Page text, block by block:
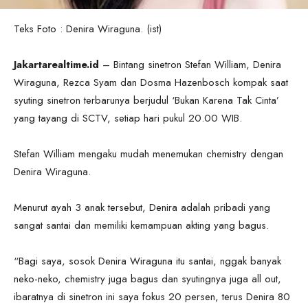
Teks Foto : Denira Wiraguna. (ist)
Jakartarealtime.id – Bintang sinetron Stefan William, Denira
Wiraguna, Rezca Syam dan Dosma Hazenbosch kompak saat
syuting sinetron terbarunya berjudul ‘Bukan Karena Tak Cinta’
yang tayang di SCTV, setiap hari pukul 20.00 WIB.
Stefan William mengaku mudah menemukan chemistry dengan
Denira Wiraguna.
Menurut ayah 3 anak tersebut, Denira adalah pribadi yang
sangat santai dan memiliki kemampuan akting yang bagus.
“Bagi saya, sosok Denira Wiraguna itu santai, nggak banyak
neko-neko, chemistry juga bagus dan syutingnya juga all out,
ibaratnya di sinetron ini saya fokus 20 persen, terus Denira 80